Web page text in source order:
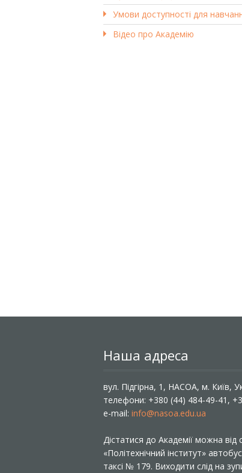
Умови доступності для
Відео про Академію
Наша адреса
вул. Підгірна, 1, НАСОА, м. Київ,
телефони: +380 (44) 484-49-41,
e-mail: info@nasoa.edu.ua
Дістатися до Академії можна від
«Політехнічний інститут»
таксі № 179. Виходити слід на